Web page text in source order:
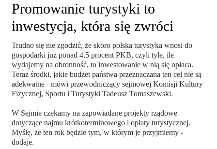
Promowanie turystyki to
inwestycja, która się zwróci
Trudno się nie zgodzić, że skoro polska turystyka wnosi do
gospodarki już ponad 4,5 procent PKB, czyli tyle, ile
wydajemy na obronność, to inwestowanie w nią się opłaca.
Teraz środki, jakie budżet państwa przeznaczana ten cel nie są
adekwatne - mówi przewodniczący sejmowej Komisji Kultury
Fizycznej, Sportu i Turystyki Tadeusz Tomaszewski.
W Sejmie czekamy na zapowiadane projekty rządowe
dotyczące najmu krótkoterminowego i opłaty turystycznej.
Myślę, że ten rok będzie tym, w którym je przyjmiemy -
dodaje.